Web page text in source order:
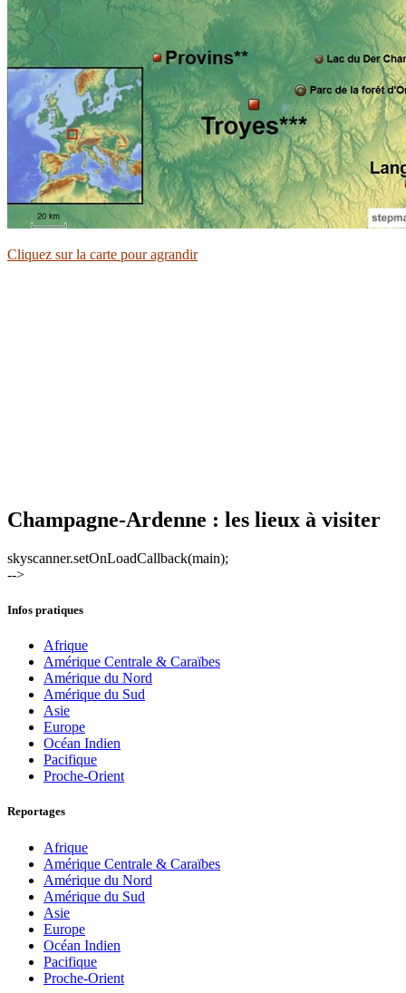
Cliquez sur la carte pour agrandir
Champagne-Ardenne : les lieux à visiter
skyscanner.setOnLoadCallback(main);
-->
Infos pratiques
Afrique
Amérique Centrale & Caraïbes
Amérique du Nord
Amérique du Sud
Asie
Europe
Océan Indien
Pacifique
Proche-Orient
Reportages
Afrique
Amérique Centrale & Caraïbes
Amérique du Nord
Amérique du Sud
Asie
Europe
Océan Indien
Pacifique
Proche-Orient